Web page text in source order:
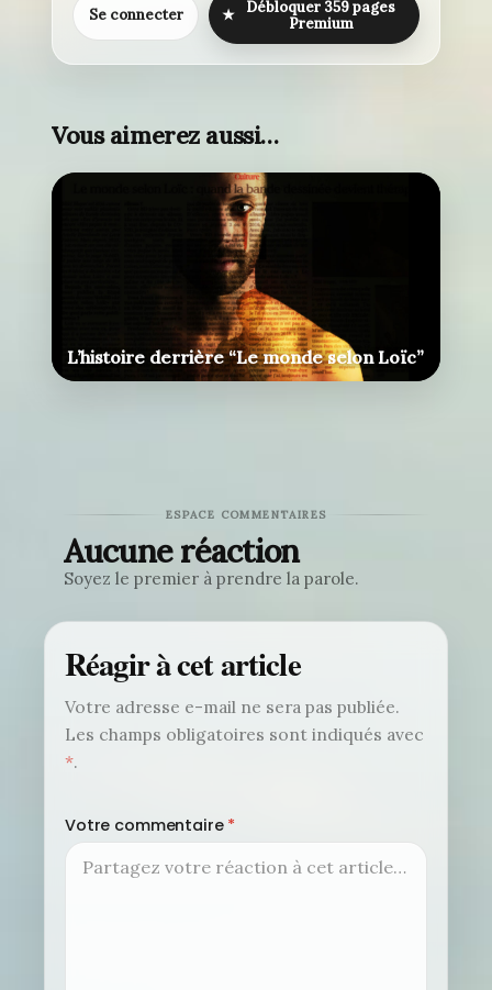
Se connecter ★
Débloquer 359 pages
Premium
Vous aimerez aussi…
L’histoire derrière “Le monde selon Loïc”
ESPACE COMMENTAIRES
Aucune réaction
Soyez le premier à prendre la parole.
Réagir à cet article
Votre adresse e-mail ne sera pas publiée.
Les champs obligatoires sont indiqués avec
*.
Votre commentaire *